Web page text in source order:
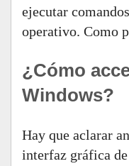
ejecutar
operativo. Como
¿Cómo
Windows?
Hay que aclarar
interfaz gráfica